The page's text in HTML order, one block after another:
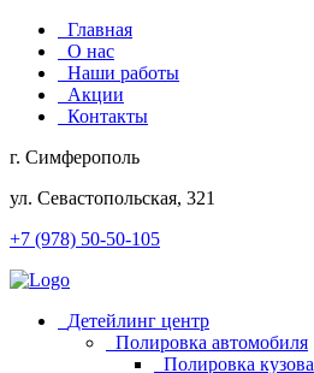
Главная
О нас
Наши работы
Акции
Контакты
г. Симферополь
ул. Севастопольская, 321
+7 (978) 50-50-105
Детейлинг центр
Полировка автомобиля
Полировка кузова